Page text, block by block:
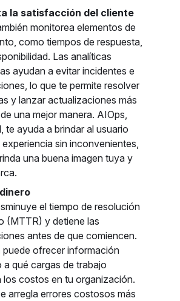
la satisfacción del cliente
monitorea elementos de
como tiempos de respuesta,
Las analíticas
ayudan a evitar incidentes e
lo que te permite resolver
y lanzar actualizaciones más
una mejor manera. AIOps,
te ayuda a brindar al usuario
sin inconvenientes,
una buena imagen tuya y
el tiempo de resolución
(MTTR) y detiene las
antes de que comiencen.
puede ofrecer información
a qué cargas de trabajo
los costos en tu organización.
arregla errores costosos más